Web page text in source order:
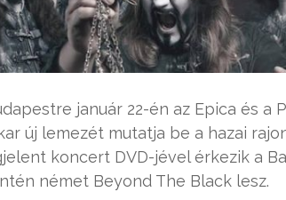
január 22-én az Epica és a
új lemezét mutatja be a hazai
koncert DVD-jével érkezik a
német Beyond The Black lesz.